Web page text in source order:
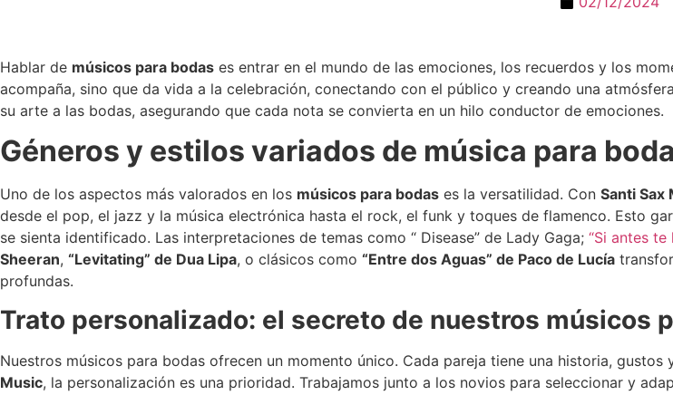
Hablar de músicos para bodas es entrar en el mundo de las emociones, los recuerdos y los
acompaña, sino que da vida a la celebración, conectando con el público y creando una
su arte a las bodas, asegurando que cada nota se convierta en un hilo conductor de emociones.
Géneros y estilos variados de música para
Uno de los aspectos más valorados en los músicos para bodas es la versatilidad. Con Santi Sax
desde el pop, el jazz y la música electrónica hasta el rock, el funk y toques de flamenco. Esto
se sienta identificado. Las interpretaciones de temas como “ Disease” de Lady Gaga; “Si antes
Sheeran, “Levitating” de Dua Lipa, o clásicos como “Entre dos Aguas” de Paco de Lucía
profundas.
Trato personalizado: el secreto de nuestros músicos
Nuestros músicos para bodas ofrecen un momento único. Cada pareja tiene una historia,
Music, la personalización es una prioridad. Trabajamos junto a los novios para seleccionar y